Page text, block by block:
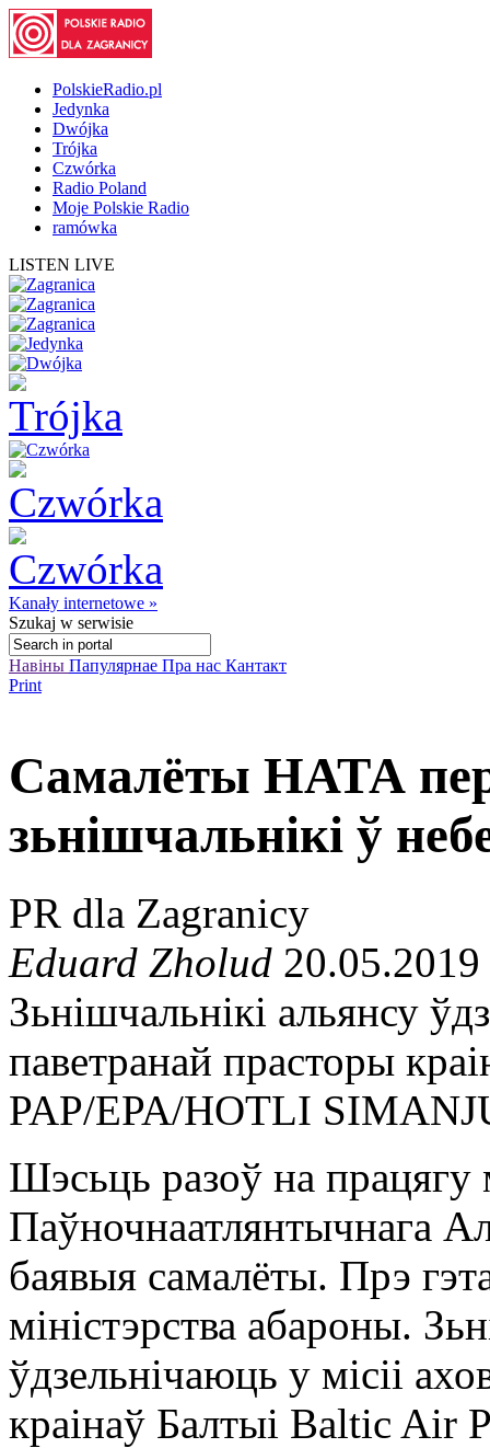
PolskieRadio.pl
Jedynka
Dwójka
Trójka
Czwórka
Radio Poland
Moje Polskie Radio
ramówka
LISTEN LIVE
Kanały internetowe »
Szukaj w serwisie
Навіны Папулярнае Пра нас Кантакт
Print
Самалёты НАТА
зьнішчальнікі ў
PR dla Zagranicy
Eduard Zholud
Зьнішчальнікі альянсу
паветранай прасторы
PAP/EPA/HOTLI
Шэсьць разоў на працягу
Паўночнаатлянтычнага
баявыя самалёты. Прэ
міністэрства абароны.
ўдзельнічаюць у місіі
краінаў Балтыі Baltic Air